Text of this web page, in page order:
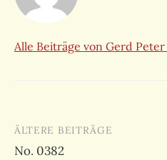
Alle Beiträge von Gerd
Beitragsnavigation
ÄLTERE BEITRÄGE
No. 0382